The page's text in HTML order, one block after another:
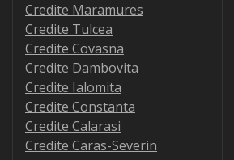
Credite Maramures
Credite Tulcea
Credite Covasna
Credite Dambovita
Credite Ialomita
Credite Constanta
Credite Calarasi
Credite Caras-Severin